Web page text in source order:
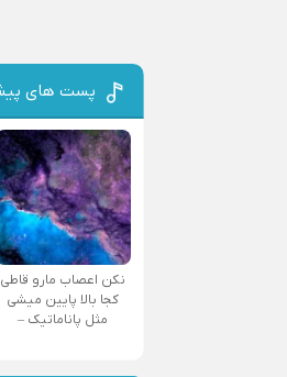
پست های
نکن اعصاب مارو قاطی
کجا بالا پایین میشی
مثل پاناماتیک –